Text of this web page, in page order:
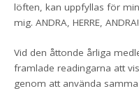
löften, kan uppfyllas för
mig. ANDRA, HERRE,
Vid den åttonde årliga
framlade readingarna att
genom att använda